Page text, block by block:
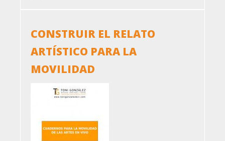
CONSTRUIR EL RELATO
ARTÍSTICO PARA LA
MOVILIDAD